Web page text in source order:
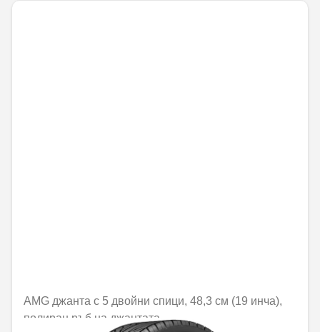
AMG джанта с 5 двойни спици, 48,3 см (19 инча),
полиран ръб на джантата